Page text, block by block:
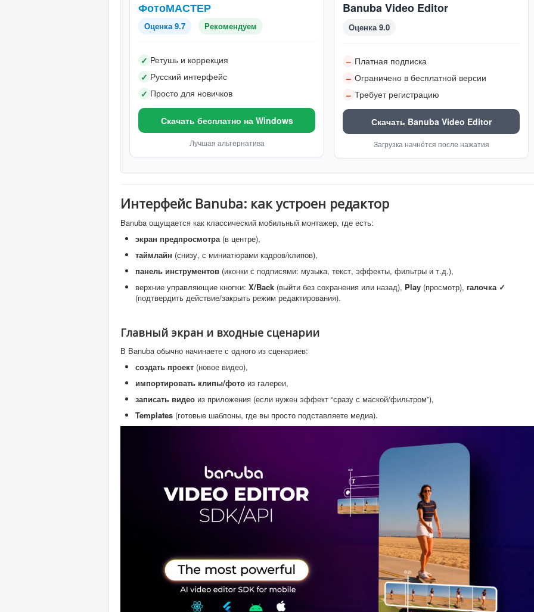
ФотоМАСТЕР
Оценка 9.7 Рекомендуем
✓ Ретушь и коррекция
✓ Русский интерфейс
✓ Просто для новичков
Скачать бесплатно на Windows
Лучшая альтернатива
Banuba Video Editor
Оценка 9.0
– Платная подписка
– Ограничено в бесплатной версии
– Требует регистрацию
Скачать Banuba Video Editor
Загрузка начнётся после нажатия
Интерфейс Banuba: как устроен редактор
Banuba ощущается как классический мобильный монтажер, где есть:
экран предпросмотра(в центре),
таймлайн (снизу, с миниатюрами кадров/клипов),
панель инструментов (иконки с подписями: музыка, текст, эффекты, фильтры и т.д.),
верхние управляющие кнопки: X/Back (выйти без сохранения или назад), Play (просмотр), галочка ✓
(подтвердить действие/закрыть режим редактирования).
Главный экран и входные сценарии
В Banuba обычно начинаете с одного из сценариев:
создать проект (новое видео),
импортировать клипы/фото из галереи,
записать видео из приложения (если нужен эффект “сразу с маской/фильтром”),
Templates (готовые шаблоны, где вы просто подставляете медиа).